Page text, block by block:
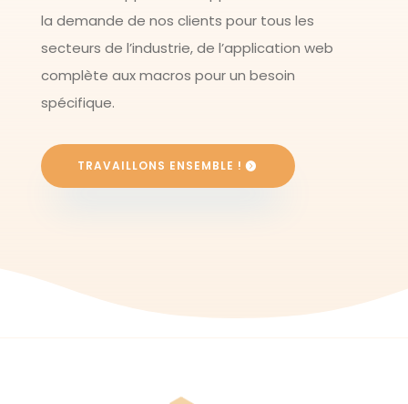
la demande de nos clients pour tous les
secteurs de l’industrie, de l’application web
complète aux macros pour un besoin
spécifique.
TRAVAILLONS ENSEMBLE !